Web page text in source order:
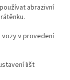
abrazivní
vozy v provedení
lišt